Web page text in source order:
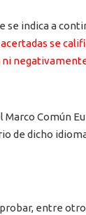
se indica a
se
ni
Marco Común
de dicho
entre